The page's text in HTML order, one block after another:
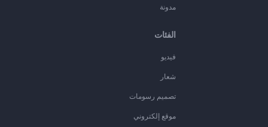
مدونة
الفئات
فيديو
شعار
تصميم رسومات
موقع إلكتروني